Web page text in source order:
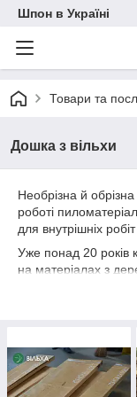
Шпон в Україні
Товари та
Дошка з вільхи
Необрізна й
роботі
для внутрішніх
Уже понад 20 років
на матеріалах з
майстерням
параметрами:
ґатунок: